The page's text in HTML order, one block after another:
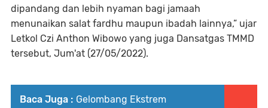
dipandang dan lebih nyaman bagi jamaah
menunaikan salat fardhu maupun ibadah lainnya,” ujar
Letkol Czi Anthon Wibowo yang juga Dansatgas TMMD
tersebut, Jum'at (27/05/2022).
Baca Juga : Gelombang Ekstrem